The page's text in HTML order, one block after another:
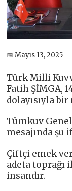
📅 Mayıs 13, 2025
Türk Milli
Fatih ŞİMGA,
dolayısıyla bir
Tümkuv Genel
mesajında şu
Çiftçi emek
adeta toprağı
insandır.